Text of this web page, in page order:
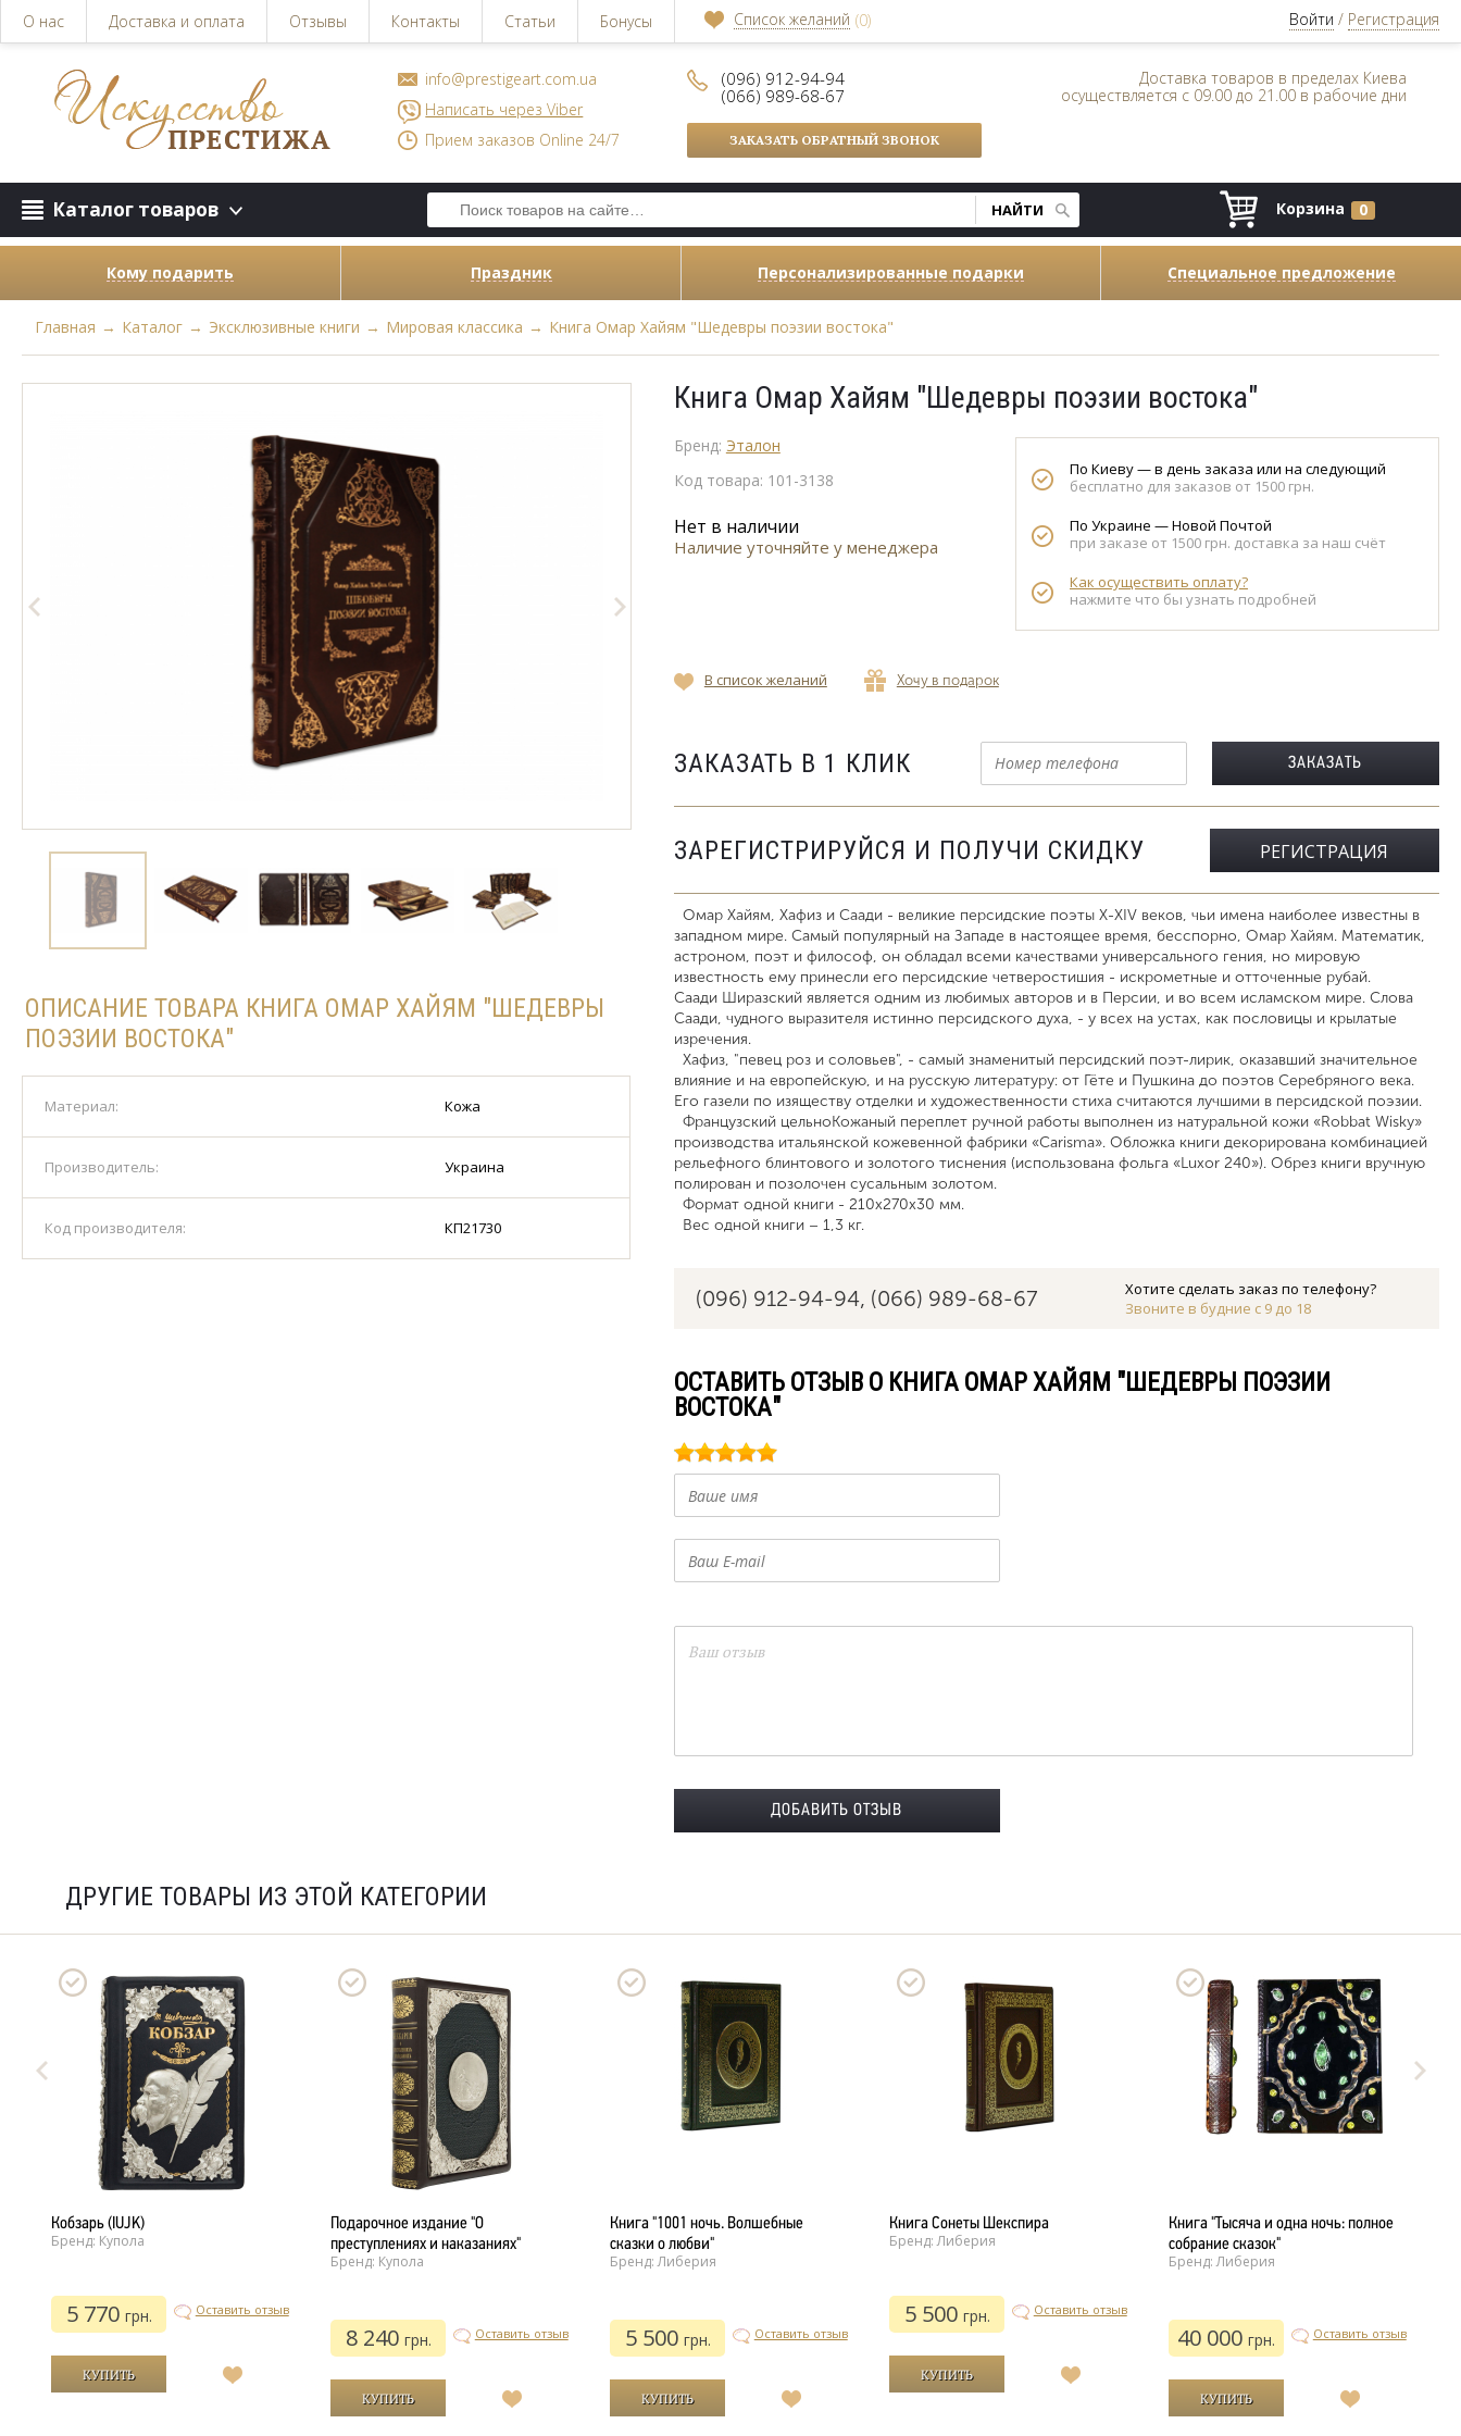
О нас Доставка и оплата Отзывы Контакты Статьи Бонусы Список желаний (0) Войти / Регистрация
info@prestigeart.com.ua
Написать через Viber
Прием заказов Online 24/7
(096) 912-94-94
(066) 989-68-67
ЗАКАЗАТЬ ОБРАТНЫЙ ЗВОНОК
Доставка товаров в пределах Киева
осуществляется с 09.00 до 21.00 в рабочие дни
Каталог товаров Корзина 0
Кому подарить Праздник Персонализированные подарки Специальное предложение
Главная → Каталог → Эксклюзивные книги → Мировая классика → Книга Омар Хайям "Шедевры поэзии востока"
ОПИСАНИЕ ТОВАРА КНИГА ОМАР ХАЙЯМ "ШЕДЕВРЫ
ПОЭЗИИ ВОСТОКА"
Материал: Кожа
Производитель: Украина
Код производителя: КП21730
Книга Омар Хайям "Шедевры поэзии востока"
Бренд: Эталон
Код товара: 101-3138
Нет в наличии
Наличие уточняйте у менеджера
По Киеву — в день заказа или на следующий
бесплатно для заказов от 1500 грн.
По Украине — Новой Почтой
при заказе от 1500 грн. доставка за наш счёт
Как осуществить оплату?
нажмите что бы узнать подробней
В список желаний Хочу в подарок
ЗАКАЗАТЬ В 1 КЛИК
ЗАРЕГИСТРИРУЙСЯ И ПОЛУЧИ СКИДКУ РЕГИСТРАЦИЯ
Омар Хайям, Хафиз и Саади - великие персидские поэты X-XIV веков, чьи имена наиболее известны в
западном мире. Самый популярный на Западе в настоящее время, бесспорно, Омар Хайям. Математик,
астроном, поэт и философ, он обладал всеми качествами универсального гения, но мировую
известность ему принесли его персидские четверостишия - искрометные и отточенные рубай.
Саади Ширазский является одним из любимых авторов и в Персии, и во всем исламском мире. Слова
Саади, чудного выразителя истинно персидского духа, - у всех на устах, как пословицы и крылатые
изречения.
Хафиз, "певец роз и соловьев", - самый знаменитый персидский поэт-лирик, оказавший значительное
влияние и на европейскую, и на русскую литературу: от Гёте и Пушкина до поэтов Серебряного века.
Его газели по изяществу отделки и художественности стиха считаются лучшими в персидской поэзии.
Французский цельноКожаный переплет ручной работы выполнен из натуральной кожи «Robbat Wisky»
производства итальянской кожевенной фабрики «Carisma». Обложка книги декорирована комбинацией
рельефного блинтового и золотого тиснения (использована фольга «Luxor 240»). Обрез книги вручную
полирован и позолочен сусальным золотом.
Формат одной книги - 210х270х30 мм.
Вес одной книги – 1,3 кг.
(096) 912-94-94, (066) 989-68-67
Хотите сделать заказ по телефону?
Звоните в будние с 9 до 18
ОСТАВИТЬ ОТЗЫВ О КНИГА ОМАР ХАЙЯМ "ШЕДЕВРЫ ПОЭЗИИ
ВОСТОКА"
ДРУГИЕ ТОВАРЫ ИЗ ЭТОЙ КАТЕГОРИИ
Кобзарь (IUJK)
Бренд: Купола
5 770 грн. Оставить отзыв
Подарочное издание "О
преступлениях и наказаниях"
Бренд: Купола
8 240 грн. Оставить отзыв
Книга "1001 ночь. Волшебные
сказки о любви"
Бренд: Либерия
5 500 грн. Оставить отзыв
Книга Сонеты Шекспира
Бренд: Либерия
5 500 грн. Оставить отзыв
Книга "Тысяча и одна ночь: полное
собрание сказок"
Бренд: Либерия
40 000грн. Оставить отзыв